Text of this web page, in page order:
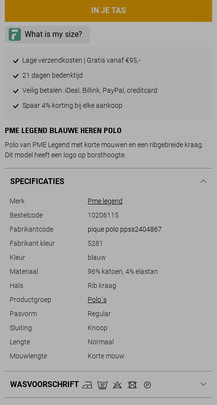
IN JE TAS
Lage verzendkosten | Gratis vanaf €95,-
21 dagen bedenktijd
Veilig betalen: iDeal, Billink, PayPal, creditcard
Spaar 4% korting bij elke aankoop
PME LEGEND BLAUWE HEREN POLO
Polo van PME Legend met korte mouwen en een ribgebreide kraag.
Dit model heeft een logo op borsthoogte.
SPECIFICATIES
Merk
Pme legend
Bestelcode
10206115
Fabrikantcode
pique polo ppss2404867
Fabrikant kleur
5281
Kleur
blauw
Materiaal
96% katoen, 4% elastan
Hals
Rib kraag
Productgroep
Polo`s
Pasvorm
Regular
Sluiting
Knoop
Lengte
Normaal
Mouwlengte
Korte mouw
WASVOORSCHRIFT